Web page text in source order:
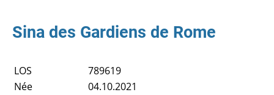
Sina des Gardiens de Rome
LOS
789619
Née
04.10.2021